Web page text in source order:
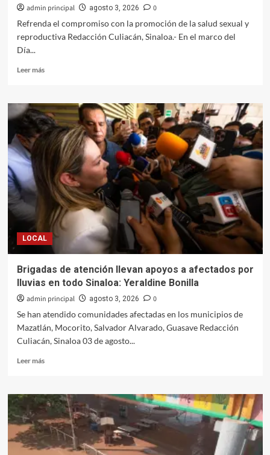
admin principal agosto 3, 2026
0
Refrenda el compromiso con la promoción de la salud sexual y
reproductiva Redacción Culiacán, Sinaloa.- En el marco del
Día...
Leer másLeer
Hospital
de
la
Mujer
fortalece
acceso
gratuito
métodos
de
planificación
familiar
LOCAL
Brigadas de atención llevan apoyos a afectados por
lluvias en todo Sinaloa: Yeraldine Bonilla
admin principal agosto 3, 2026
0
Se han atendido comunidades afectadas en los municipios de
Mazatlán, Mocorito, Salvador Alvarado, Guasave Redacción
Culiacán, Sinaloa 03 de agosto...
Leer másLeer
Brigadas
de
atención
llevan
apoyos
a